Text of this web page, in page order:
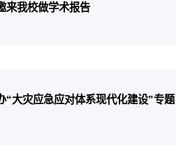
来我校做学术报告
“大灾应急应对体系现代化建设”专题